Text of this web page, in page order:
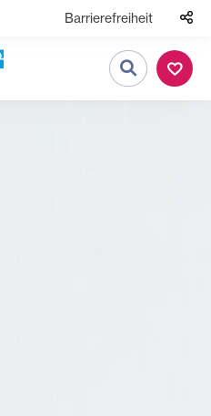
Barrierefreiheit
Suche